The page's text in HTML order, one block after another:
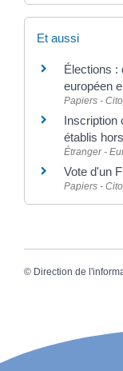
Et aussi
Élections :
européen
Papiers -
Inscription
établis
Étranger -
Vote d'un
Papiers -
© Direction de